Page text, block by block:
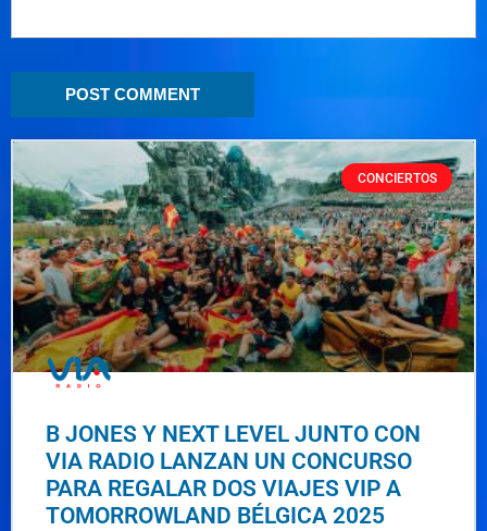
CONCIERTOS
B JONES Y NEXT LEVEL JUNTO CON
VIA RADIO LANZAN UN CONCURSO
PARA REGALAR DOS VIAJES VIP A
TOMORROWLAND BÉLGICA 2025